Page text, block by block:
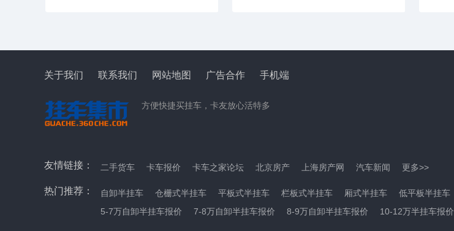
关于我们 联系我们 网站地图 广告合作 手机端
方便快捷买挂车，卡友放心活特多
友情链接： 二手货车 卡车报价 卡车之家论坛 北京房产 上海房产网 汽车新闻 更多>>
热门推荐： 自卸半挂车 仓栅式半挂车 平板式半挂车 栏板式半挂车 厢式半挂车 低平板半挂车
5-7万自卸半挂车报价
7-8万自卸半挂车报价 8-9万自卸半挂车报价 10-12万半挂车报价